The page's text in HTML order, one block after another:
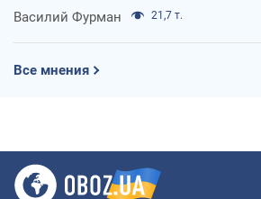
Василий Фурман 21,7 т.
Все мнения